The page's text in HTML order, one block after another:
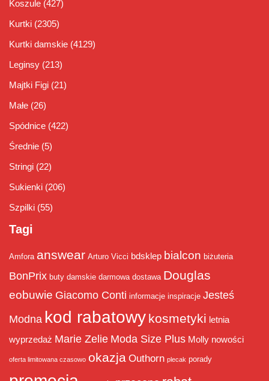
Koszule (427)
Kurtki (2305)
Kurtki damskie (4129)
Leginsy (213)
Majtki Figi (21)
Małe (26)
Spódnice (422)
Średnie (5)
Stringi (22)
Sukienki (206)
Szpilki (55)
Tagi
Amfora answear Arturo Vicci bdsklep bialcon biżuteria
BonPrix buty damskie darmowa dostawa Douglas
eobuwie Giacomo Conti informacje inspiracje Jesteś
Modna kod rabatowy kosmetyki letnia
wyprzedaż Marie Zelie Moda Size Plus Molly nowości
oferta limitowana czasowo okazja Outhorn plecak porady